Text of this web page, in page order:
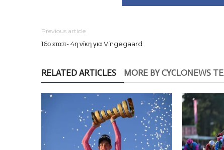
Previous article
16ο εταπ- 4η νίκη για Vingegaard
RELATED ARTICLES MORE BY CYCLONEWS